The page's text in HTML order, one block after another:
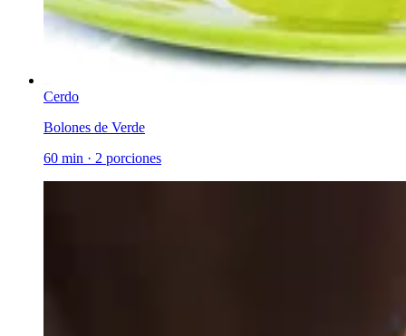
Cerdo
Bolones de Verde
60 min · 2 porciones